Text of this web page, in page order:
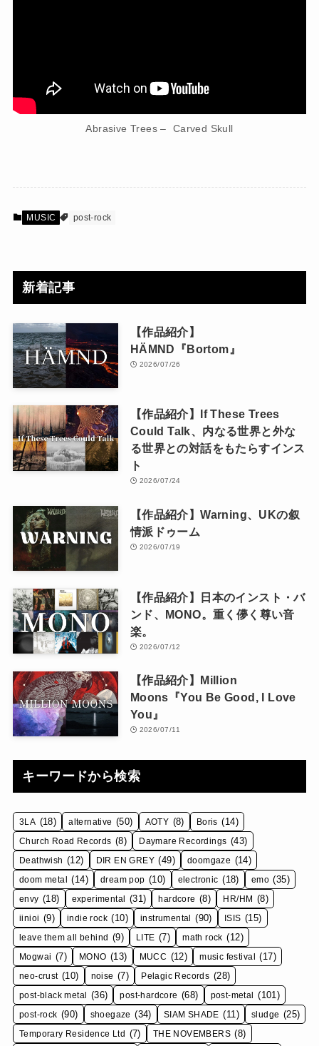
Abrasive Trees – Carved Skull
MUSIC post-rock
新着記事
【作品紹介】
HÄMND『Bortom』
2026/07/26
【作品紹介】If These Trees
Could Talk、内なる世界と外な
る世界との対話をもたらすインス
ト
2026/07/24
【作品紹介】Warning、UKの叙
情派ドゥーム
2026/07/19
【作品紹介】日本のインスト・バ
ンド、MONO。重く儚く尊い音
楽。
2026/07/12
【作品紹介】Million
Moons『You Be Good, I Love
You』
2026/07/11
キーワードから検索
3LA (18) alternative (50) AOTY (8) Boris (14)
Church Road Records (8) Daymare Recordings (43)
Deathwish (12) DIR EN GREY (49) doomgaze (14)
doom metal (14) dream pop (10) electronic (18) emo (35)
envy (18) experimental (31) hardcore (8) HR/HM (8)
iinioi (9) indie rock (10) instrumental (90) ISIS (15)
leave them all behind (9) LITE (7) math rock (12)
Mogwai (7) MONO (13) MUCC (12) music festival (17)
neo-crust (10) noise (7) Pelagic Records (28)
post-black metal (36) post-hardcore (68) post-metal (101)
post-rock (90) shoegaze (34) SIAM SHADE (11) sludge (25)
Temporary Residence Ltd (7) THE NOVEMBERS (8)